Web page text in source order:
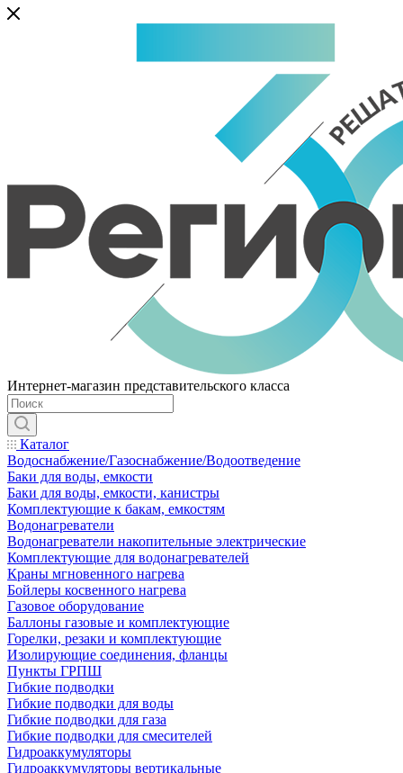
Интернет-магазин представительского класса
Каталог
Водоснабжение/Газоснабжение/Водоотведение
Баки для воды, емкости
Баки для воды, емкости, канистры
Комплектующие к бакам, емкостям
Водонагреватели
Водонагреватели накопительные электрические
Комплектующие для водонагревателей
Краны мгновенного нагрева
Бойлеры косвенного нагрева
Газовое оборудование
Баллоны газовые и комплектующие
Горелки, резаки и комплектующие
Изолирующие соединения, фланцы
Пункты ГРПШ
Гибкие подводки
Гибкие подводки для воды
Гибкие подводки для газа
Гибкие подводки для смесителей
Гидроаккумуляторы
Гидроаккумуляторы вертикальные